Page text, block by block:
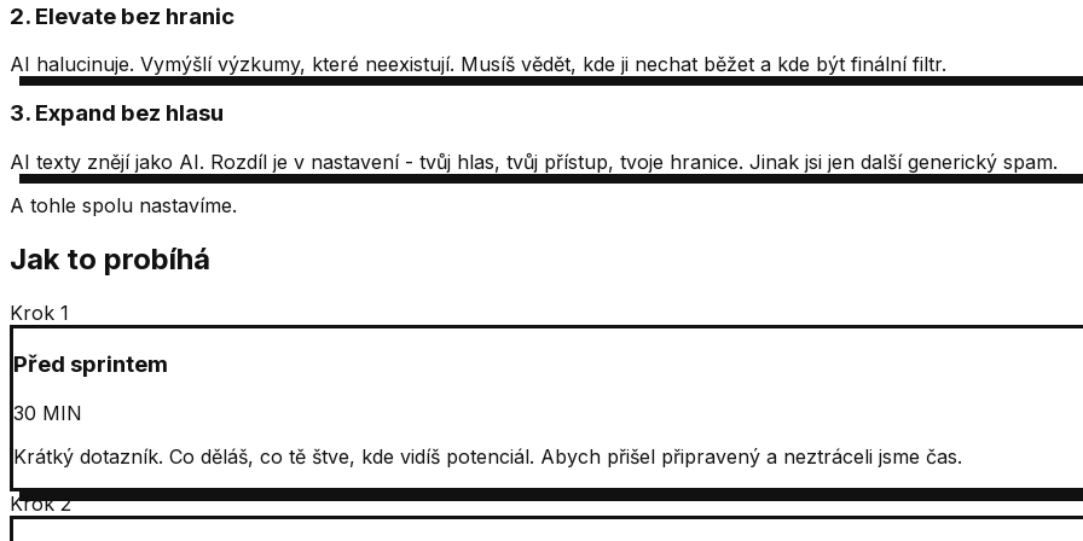
2. Elevate bez hranic
AI halucinuje. Vymýšlí výzkumy, které neexistují. Musíš vědět, kde ji nechat běžet a kde být finální filtr.
3. Expand bez hlasu
AI texty znějí jako AI. Rozdíl je v nastavení - tvůj hlas, tvůj přístup, tvoje hranice. Jinak jsi jen další generický spam.
A tohle spolu nastavíme.
Jak to probíhá
Krok 1
Před sprintem
30 MIN
Krátký dotazník. Co děláš, co tě štve, kde vidíš potenciál. Abych přišel připravený a neztráceli jsme čas.
Krok 2